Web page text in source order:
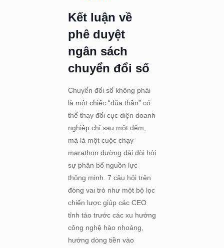
Kết luận về
phê duyệt
ngân sách
chuyển đổi số
Chuyển đổi số không phải
là một chiếc “đũa thần” có
thể thay đổi cục diện doanh
nghiệp chỉ sau một đêm,
mà là một cuộc chạy
marathon đường dài đòi hỏi
sự phân bổ nguồn lực
thông minh. 7 câu hỏi trên
đóng vai trò như một bộ lọc
chiến lược giúp các CEO
tỉnh táo trước các xu hướng
công nghệ hào nhoáng,
hướng dòng tiền vào